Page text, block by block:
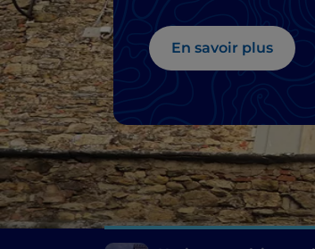
En savoir plus